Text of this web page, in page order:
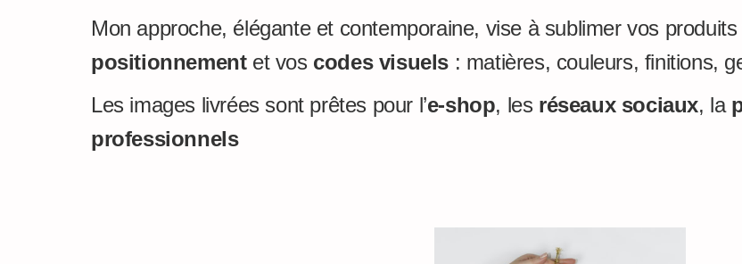
Mon approche, élégante et contemporaine, vise à sublimer vos
positionnementet vos codes visuels : matières, couleurs, finitions,
Les images livrées sont prêtes pour l’e-shop, les réseaux sociaux, la
professionnels